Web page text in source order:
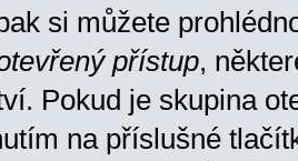
si můžete
přístup,
Pokud je skupina
na příslušné